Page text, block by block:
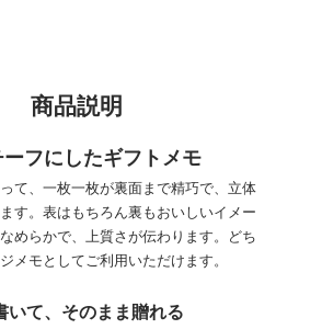
商品説明
フにしたギフトメモ
て、一枚一枚が裏面まで精巧で、立体
す。表はもちろん裏もおいしいイメー
めらかで、上質さが伝わります。どち
メモとしてご利用いただけます。
いて、そのまま贈れる